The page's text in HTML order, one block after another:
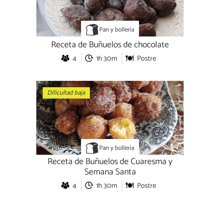
Pan y bollería
Receta de Buñuelos de chocolate
4 1h 30m Postre
Dificultad baja
Pan y bollería
Receta de Buñuelos de Cuaresma y
Semana Santa
4 1h 30m Postre